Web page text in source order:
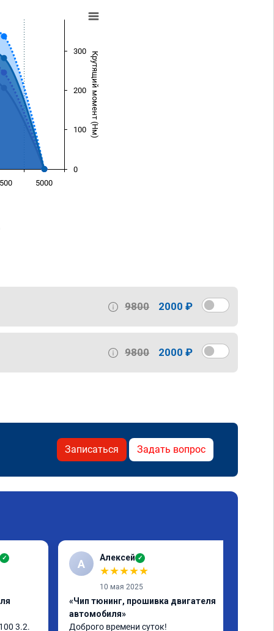
Крутящий момент (Нм)
5000
0
100
200
300
9800 2000 ₽
9800 2000 ₽
Записаться Задать вопрос
✓
3.2.
А Алексей ✓
★★★★★
10 мая 2025
«Чип тюнинг, прошивка двигателя
автомобиля»
Доброго времени суток!